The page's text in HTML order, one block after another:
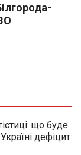
що буде
дефіцит